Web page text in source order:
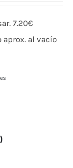
7.20€
al vacío